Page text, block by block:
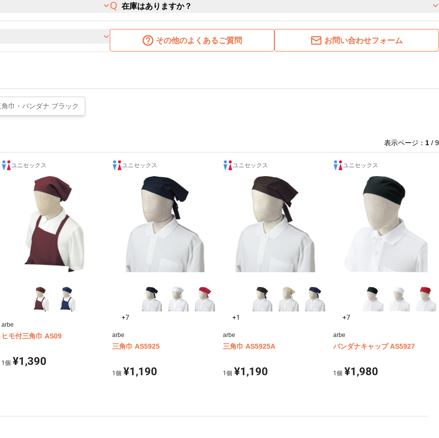
在庫はありますか？
その他のよくあるご質問 お問い合わせフォーム
角巾・バンダナ ブラック
表示ページ： 1 / 9
ユニセックス
arbe
ヒモ付三角巾 AS09
1個 ¥1,390
ユニセックス
+7
arbe
三角巾 AS5925
1 個 ¥1,190
ユニセックス
+1
arbe
三角巾 AS5925A
1 個 ¥1,190
ユニセックス
+7
arbe
バンダナキャップ AS5927
1個 ¥1,980